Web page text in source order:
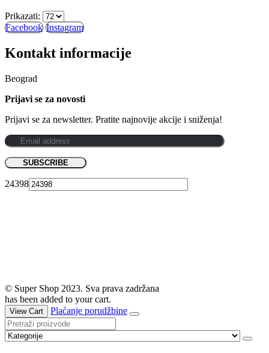
Prikazati:
Facebook Instagram
Kontakt informacije
Beograd
Prijavi se za novosti
Prijavi se za newsletter. Pratite najnovije akcije i sniženja!
24398
© Super Shop 2023. Sva prava zadržana
has been added to your cart.
View Cart Plaćanje porudžbine